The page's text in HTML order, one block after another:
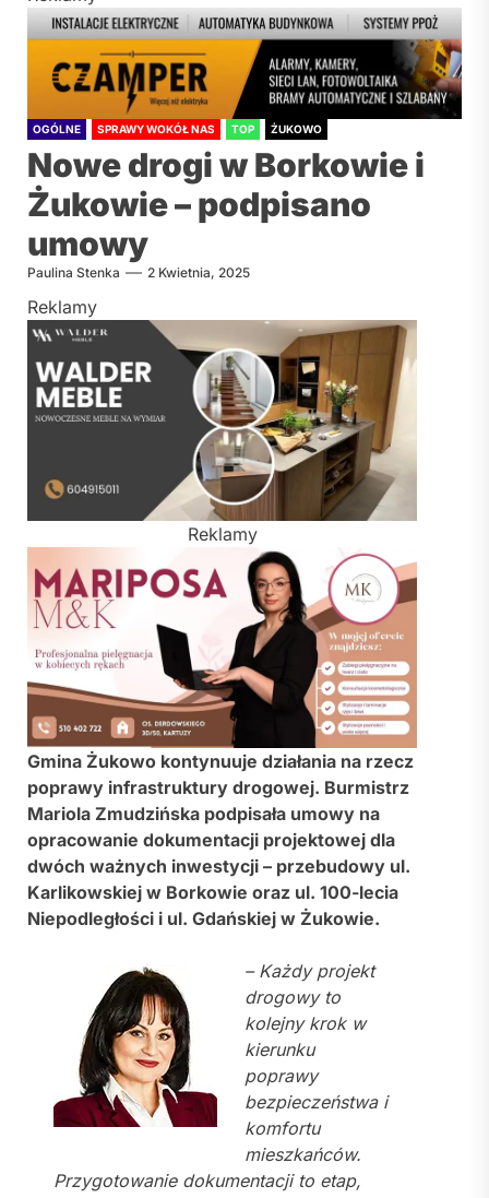
OGÓLNE SPRAWY WOKÓŁ NAS TOP ŻUKOWO
Nowe drogi w Borkowie i
Żukowie – podpisano
umowy
Paulina Stenka 2 Kwietnia, 2025
Reklamy
Reklamy
Gmina Żukowo kontynuuje działania na rzecz
poprawy infrastruktury drogowej. Burmistrz
Mariola Zmudzińska podpisała umowy na
opracowanie dokumentacji projektowej dla
dwóch ważnych inwestycji – przebudowy ul.
Karlikowskiej w Borkowie oraz ul. 100-lecia
Niepodległości i ul. Gdańskiej w Żukowie.
– Każdy projekt
drogowy to
kolejny krok w
kierunku
poprawy
bezpieczeństwa i
komfortu
mieszkańców.
Przygotowanie dokumentacji to etap,